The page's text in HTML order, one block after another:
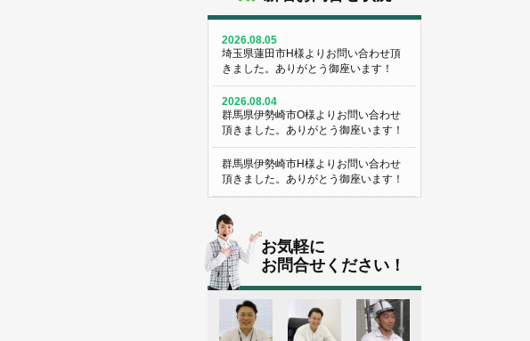
2026.08.05
埼玉県蓮田市H様よりお問い合わせ頂
きました。ありがとう御座います！
2026.08.04
群馬県伊勢崎市O様よりお問い合わせ
頂きました。ありがとう御座います！
群馬県伊勢崎市H様よりお問い合わせ
頂きました。ありがとう御座います！
埼玉県熊谷市M様よりお問い合わせ頂
きました。ありがとう御座います！
埼玉県熊谷市S様よりお問い合わせ頂
きました。ありがとう御座います！
群馬県伊勢崎市K様よりお問い合わせ
頂きました。ありがとう御座います！
お気軽に
お問合せください！